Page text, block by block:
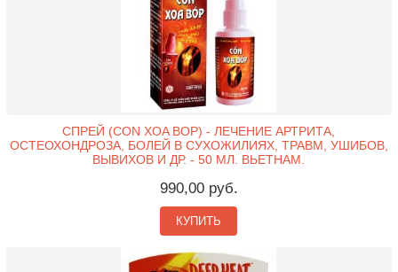
СПРЕЙ (CON XOA BOP) - ЛЕЧЕНИЕ АРТРИТА,
ОСТЕОХОНДРОЗА, БОЛЕЙ В СУХОЖИЛИЯХ, ТРАВМ, УШИБОВ,
ВЫВИХОВ И ДР. - 50 МЛ. ВЬЕТНАМ.
990,00 руб.
КУПИТЬ